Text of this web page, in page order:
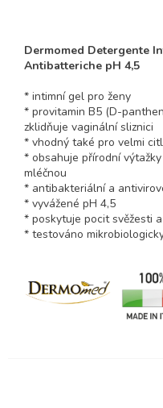
Dermomed Detergente
Antibatteriche pH 4,5
* intimní gel pro ženy
* provitamin B5 (D-
zklidňuje vaginální sliznici
* vhodný také pro velmi
* obsahuje přírodní
mléčnou
* antibakteriální a
* vyvážené pH 4,5
* poskytuje pocit svěžesti
* testováno